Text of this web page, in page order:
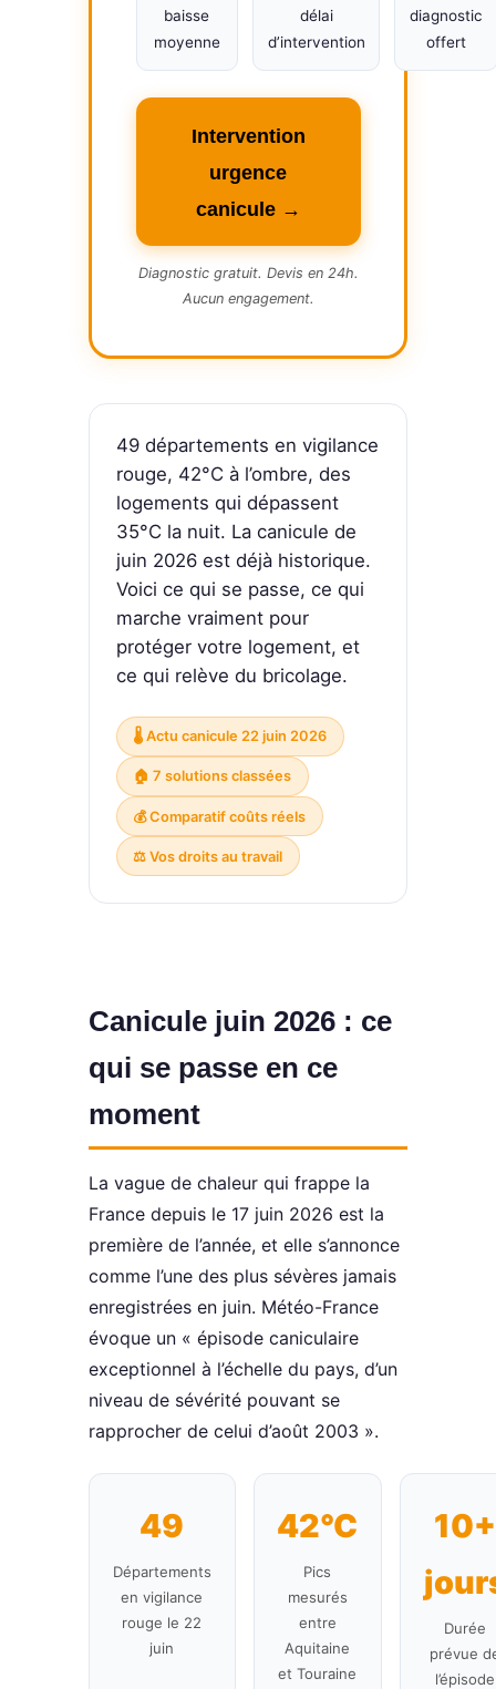
baisse
moyenne
délai
d’intervention
diagnostic
offert
Intervention
urgence
canicule →
Diagnostic gratuit. Devis en 24h.
Aucun engagement.
49 départements en vigilance
rouge, 42°C à l’ombre, des
logements qui dépassent
35°C la nuit. La canicule de
juin 2026 est déjà historique.
Voici ce qui se passe, ce qui
marche vraiment pour
protéger votre logement, et
ce qui relève du bricolage.
🌡️ Actu canicule 22 juin 2026
🏠 7 solutions classées
💰 Comparatif coûts réels
⚖️ Vos droits au travail
Canicule juin 2026 : ce
qui se passe en ce
moment
La vague de chaleur qui frappe la
France depuis le 17 juin 2026 est la
première de l’année, et elle s’annonce
comme l’une des plus sévères jamais
enregistrées en juin. Météo-France
évoque un « épisode caniculaire
exceptionnel à l’échelle du pays, d’un
niveau de sévérité pouvant se
rapprocher de celui d’août 2003 ».
49
Départements
en vigilance
rouge le 22
juin
42°C
Pics
mesurés
entre
Aquitaine
et Touraine
10+
Durée
prévue
l’épisode